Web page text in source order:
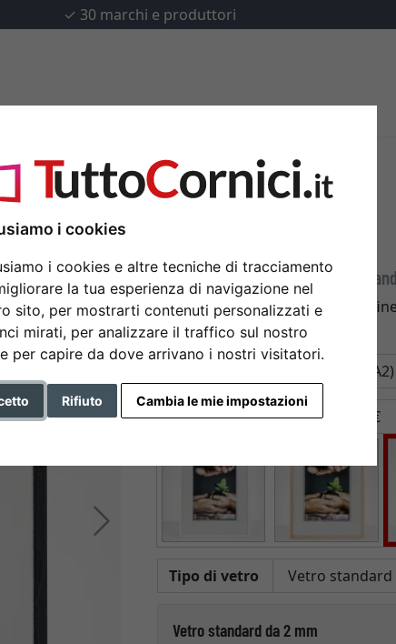
i cookies
i cookies e altre tecniche di tracciamento
la tua esperienza di navigazione nel
sito, per mostrarti contenuti personalizzati e
mirati, per analizzare il traffico sul nostro
per capire da dove arrivano i nostri visitatori.
Rifiuto Cambia le mie impostazioni
✓ 30 marchi e produttori
Avanti
42x59,4 cm (A2) | nero | Vetro
Cornice economica con profilo
selvicoltura sostenibile
Colore
Tipo di vetro
Vetro standard da 2 mm